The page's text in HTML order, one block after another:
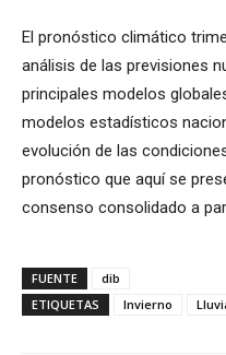
El pronóstico climático
análisis de las previsiones
principales modelos
modelos estadísticos
evolución de las
pronóstico que aquí se
consenso consolidado a
FUENTE
dib
ETIQUETAS
Invierno